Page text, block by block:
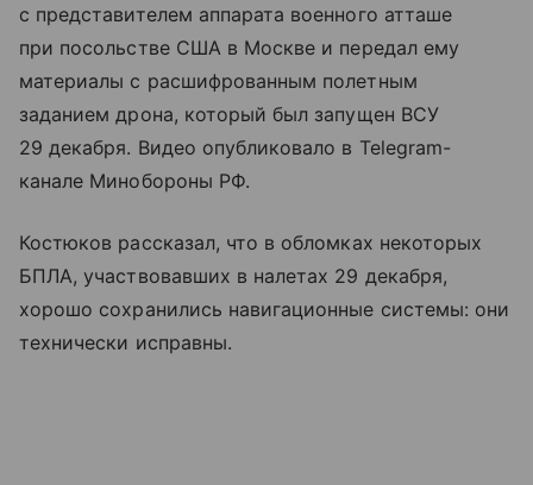
с представителем аппарата военного атташе
при посольстве США в Москве и передал ему
материалы с расшифрованным полетным
заданием дрона, который был запущен ВСУ
29 декабря. Видео опубликовало в Telegram-
канале Минобороны РФ.
Костюков рассказал, что в обломках некоторых
БПЛА, участвовавших в налетах 29 декабря,
хорошо сохранились навигационные системы: они
технически исправны.